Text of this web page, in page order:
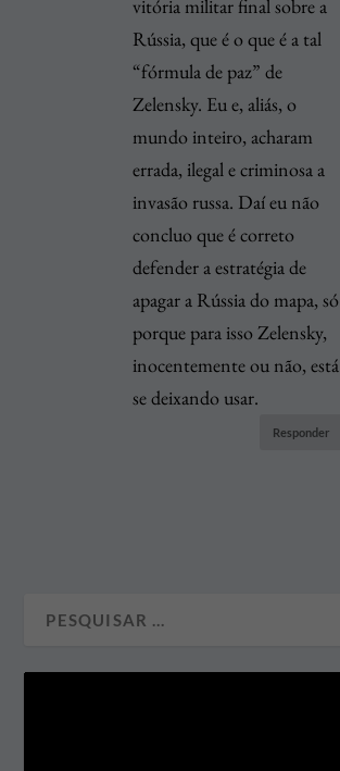
vitória militar final sobre a
Rússia, que é o que é a tal
“fórmula de paz” de
Zelensky. Eu e, aliás, o
mundo inteiro, acharam
errada, ilegal e criminosa a
invasão russa. Daí eu não
concluo que é correto
defender a estratégia de
apagar a Rússia do mapa, só
porque para isso Zelensky,
inocentemente ou não, está
se deixando usar.
Responder